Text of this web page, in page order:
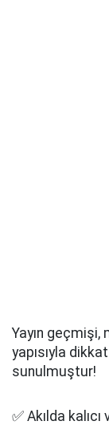
Yayın
yapısıyla
sunulmuştur!
✅ Akılda